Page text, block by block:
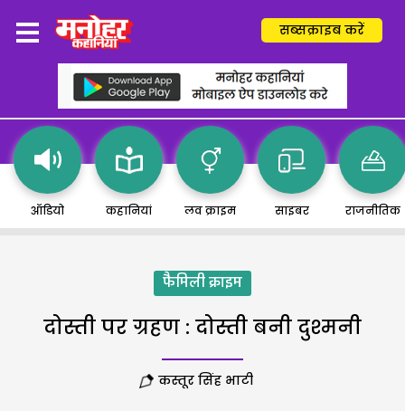
सब्सक्राइब करें
ऑडियो कहानियां लव क्राइम साइबर राजनीतिक
फैमिली क्राइम
दोस्ती पर ग्रहण : दोस्ती बनी दुश्मनी
कस्तूर सिंह भाटी